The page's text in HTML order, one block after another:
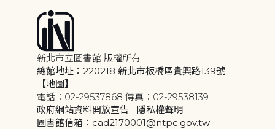
新北市立圖書館 版權所有
總館地址：220218 新北市板橋區貴興路139號
【地圖】
電話：02-29537868 傳真：02-29538139
政府網站資料開放宣告 | 隱私權聲明
圖書館信箱：cad2170001@ntpc.gov.tw